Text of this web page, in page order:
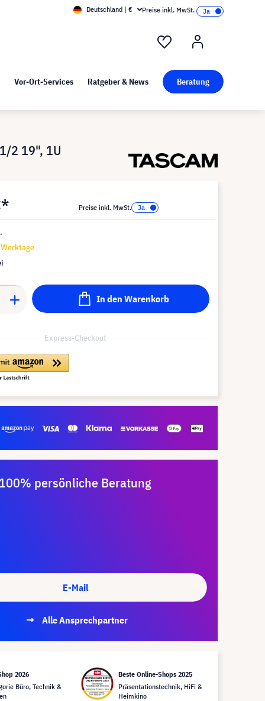
Kunst bei visunext
Deutschland | € Preise inkl. MwSt.
Vor-Ort-Services Ratgeber & News Beratung
2 19", 1U
Preise inkl. MwSt.
In den Warenkorb
Express-Checkout
persönliche Beratung
E-Mail
Alle Ansprechpartner
2026
Büro, Technik &
Beste Online-Shops 2025
Präsentationstechnik, HiFi &
Heimkino